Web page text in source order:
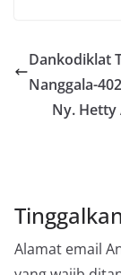
Dankodiklat
Nanggala-402
Ny. Hetty
Alamat email